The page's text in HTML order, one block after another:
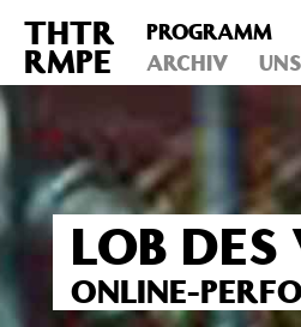
Deprecated : Die Funktion
includes/functions.phpon line
THTR
RMPE
PROGRAMM
ARCHIV
LOB DES
ONLINE-